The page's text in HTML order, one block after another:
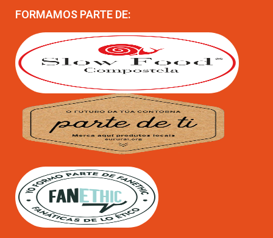
FORMAMOS PARTE DE: